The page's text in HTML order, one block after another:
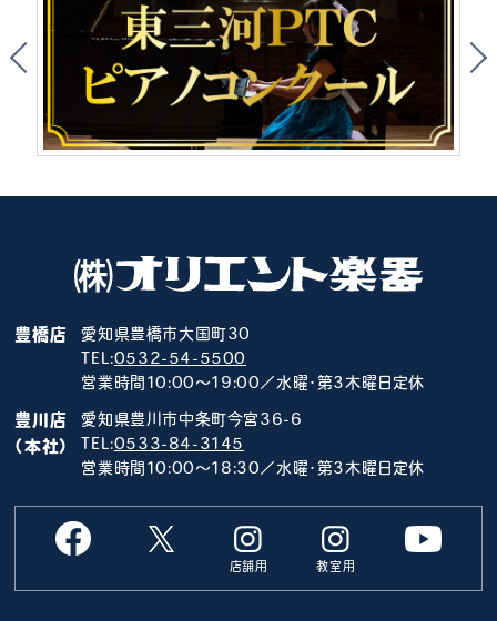
豊橋店
愛知県豊橋市大国町30
TEL:0532-54-5500
営業時間10:00～19:00／水曜･第3木曜日定休
豊川店
（本社）
愛知県豊川市中条町今宮36-6
TEL:0533-84-3145
営業時間10:00～18:30／水曜･第3木曜日定休
店舗用 教室用